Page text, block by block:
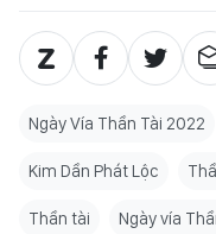
Ngày Vía Thần Tài 2022
Kim Dần Phát Lộc
Thần tài Ngày vía